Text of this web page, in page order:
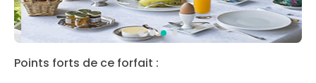
Points forts de ce forfait :